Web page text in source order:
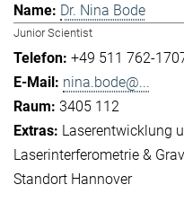
Dr. Nina Bode
Junior Scientist
+49 511 762-
nina.bode@...
3405 112
Laserentwicklung
Laserinterferometrie &
Standort Hannover